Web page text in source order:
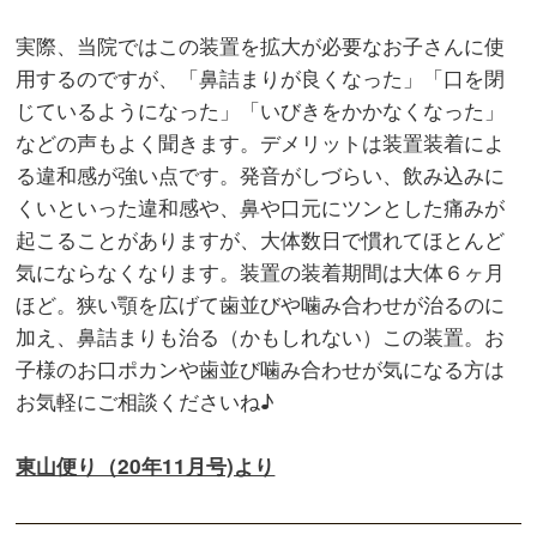
実際、当院ではこの装置を拡大が必要なお子さんに使
用するのですが、「鼻詰まりが良くなった」「口を閉
じているようになった」「いびきをかかなくなった」
などの声もよく聞きます。デメリットは装置装着によ
る違和感が強い点です。発音がしづらい、飲み込みに
くいといった違和感や、鼻や口元にツンとした痛みが
起こることがありますが、大体数日で慣れてほとんど
気にならなくなります。装置の装着期間は大体６ヶ月
ほど。狭い顎を広げて歯並びや噛み合わせが治るのに
加え、鼻詰まりも治る（かもしれない）この装置。お
子様のお口ポカンや歯並び噛み合わせが気になる方は
お気軽にご相談くださいね♪
東山便り（20年11月号)より